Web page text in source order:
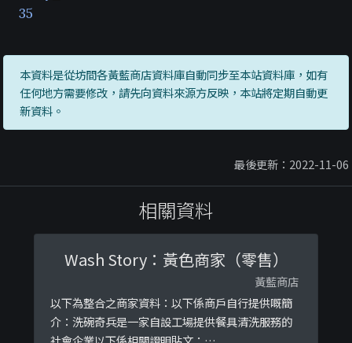
35
本資料是從坊間各黃藍商店資料庫自動同步至本站資料庫，如有
任何地方需要修改，請先向資料來源方反映，本站將定期自動更
新資料。
最後更新：2022-11-06
相關資料
Wash Story：黃色商家（零售）
黃藍商店
以下為整合之商家資料：以下係商戶自行提供嘅簡
介：洗碗奇兵是一家自設工場提供餐具清洗服務的